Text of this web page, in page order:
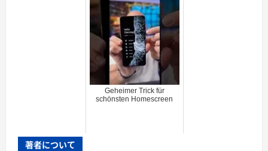
Geheimer Trick für
schönsten Homescreen
著者について